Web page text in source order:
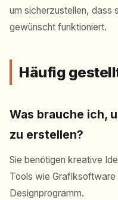
um sicherzustellen, dass
gewünscht funktioniert.
Häufig
Was brauche ich,
zu erstellen?
Sie benötigen kreative
Tools wie Grafiksoftware
Designprogramm.